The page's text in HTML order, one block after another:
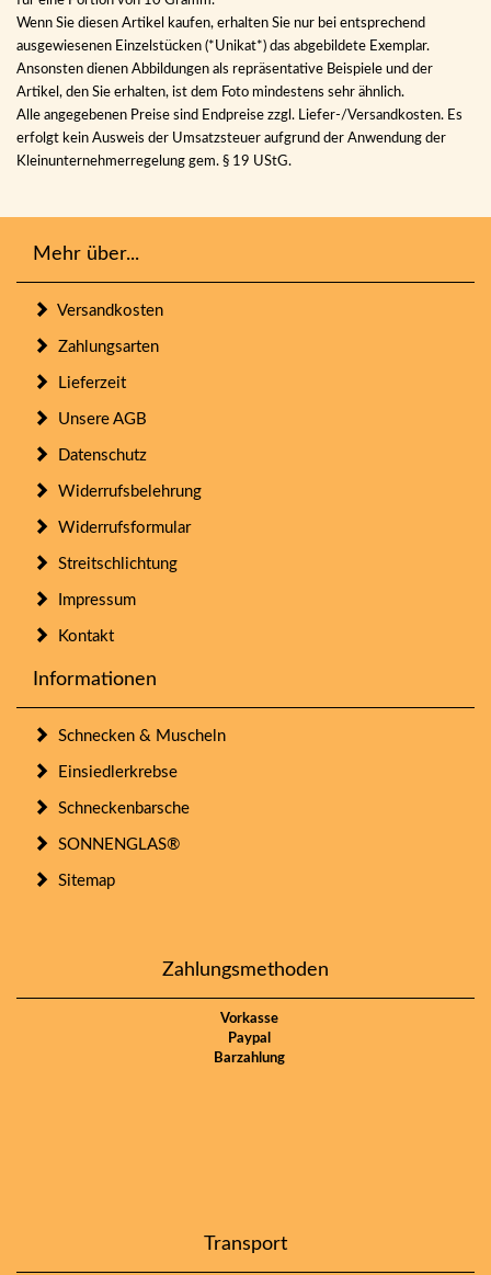
Wenn Sie diesen Artikel kaufen, erhalten Sie nur bei entsprechend
ausgewiesenen Einzelstücken (*Unikat*) das abgebildete Exemplar.
Ansonsten dienen Abbildungen als repräsentative Beispiele und der
Artikel, den Sie erhalten, ist dem Foto mindestens sehr ähnlich.
Alle angegebenen Preise sind Endpreise zzgl. Liefer-/Versandkosten. Es
erfolgt kein Ausweis der Umsatzsteuer aufgrund der Anwendung der
Kleinunternehmerregelung gem. § 19 UStG.
Mehr über...
Versandkosten
Zahlungsarten
Lieferzeit
Unsere AGB
Datenschutz
Widerrufsbelehrung
Widerrufsformular
Streitschlichtung
Impressum
Kontakt
Informationen
Schnecken & Muscheln
Einsiedlerkrebse
Schneckenbarsche
SONNENGLAS®
Sitemap
Zahlungsmethoden
Vorkasse
Paypal
Barzahlung
Transport